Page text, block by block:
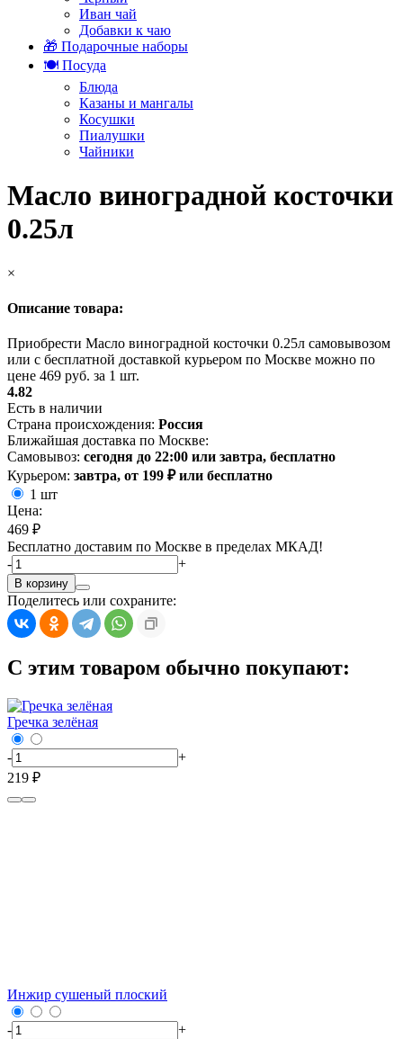
Иван чай
Добавки к чаю
🎁 Подарочные наборы
🍽️ Посуда
Блюда
Казаны и мангалы
Косушки
Пиалушки
Чайники
Масло виноградной косточки
0.25л
×
Описание товара:
Приобрести Масло виноградной косточки 0.25л самовывозом
или с бесплатной доставкой курьером по Москве можно по
цене 469 руб. за 1 шт.
4.82
Есть в наличии
Страна происхождения: Россия
Ближайшая доставка по Москве:
Самовывоз: сегодня до 22:00 или завтра, бесплатно
Курьером: завтра, от 199 ₽ или бесплатно
1 шт
Цена:
469 ₽
Бесплатно доставим по Москве в пределах МКАД!
-
+
В корзину
Поделитесь или сохраните:
С этим товаром обычно покупают:
Гречка зелёная
-
+
219 ₽
Инжир сушеный плоский
-
+